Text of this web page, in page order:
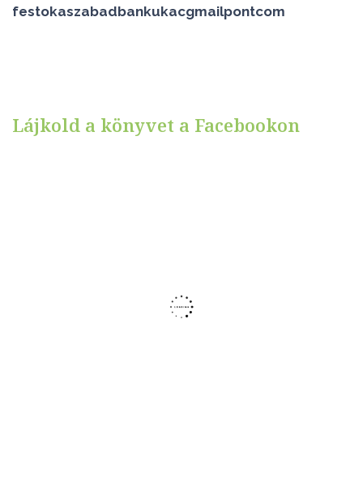
festokaszabadbankukacgmailpontcom
Lájkold a könyvet a Facebookon